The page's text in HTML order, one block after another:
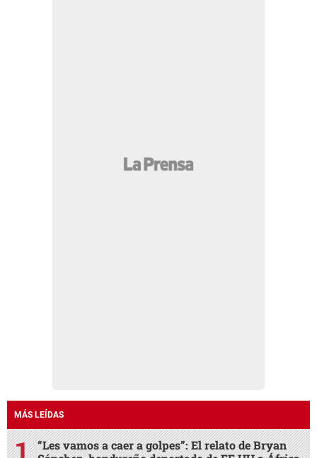
MÁS LEÍDAS
“Les vamos a caer a golpes”: El relato de Bryan